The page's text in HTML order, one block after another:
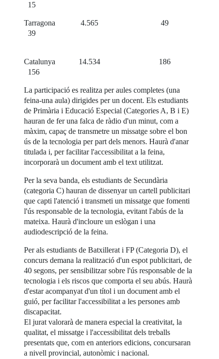
15
Tarragona 4.565 49
39
Catalunya 14.534 186
156
La participació es realitza per aules completes (una
feina-una aula) dirigides per un docent. Els estudiants
de Primària i Educació Especial (Categories A, B i E)
hauran de fer una falca de ràdio d'un minut, com a
màxim, capaç de transmetre un missatge sobre el bon
ús de la tecnologia per part dels menors. Haurà d'anar
titulada i, per facilitar l'accessibilitat a la feina,
incorporarà un document amb el text utilitzat.
Per la seva banda, els estudiants de Secundària
(categoria C) hauran de dissenyar un cartell publicitari
que capti l'atenció i transmeti un missatge que fomenti
l'ús responsable de la tecnologia, evitant l'abús de la
mateixa. Haurà d'incloure un eslògan i una
audiodescripció de la feina.
Per als estudiants de Batxillerat i FP (Categoria D), el
concurs demana la realització d'un espot publicitari, de
40 segons, per sensibilitzar sobre l'ús responsable de la
tecnologia i els riscos que comporta el seu abús. Haurà
d'estar acompanyat d'un títol i un document amb el
guió, per facilitar l'accessibilitat a les persones amb
discapacitat.
El jurat valorarà de manera especial la creativitat, la
qualitat, el missatge i l'accessibilitat dels treballs
presentats que, com en anteriors edicions, concursaran
a nivell provincial, autonòmic i nacional.